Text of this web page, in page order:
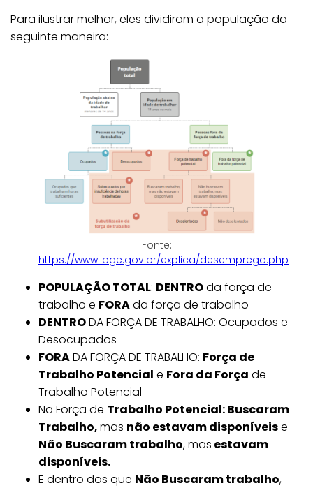
Para ilustrar melhor, eles dividiram a população da
seguinte maneira:
Fonte:
https://www.ibge.gov.br/explica/desemprego.php
POPULAÇÃO TOTAL: DENTROda força de
trabalho e FORAda força de trabalho
DENTRODA FORÇA DE TRABALHO: Ocupados e
Desocupados
FORADA FORÇA DE TRABALHO: Força de
Trabalho Potencial e Fora da Força de
Trabalho Potencial
Na Força de Trabalho Potencial: Buscaram
Trabalho,mas não estavam disponíveise
Não Buscaram trabalho, mas estavam
disponíveis.
E dentro dos que Não Buscaram trabalho,